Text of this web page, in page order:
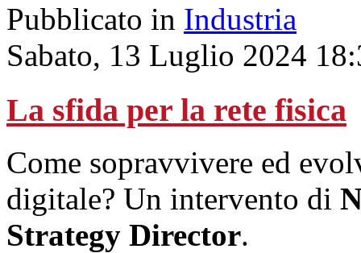
Pubblicato in Industria
Sabato, 13 Luglio 2024
La sfida per la rete fisica
Come sopravvivere ed
digitale? Un intervento di
Strategy Director.